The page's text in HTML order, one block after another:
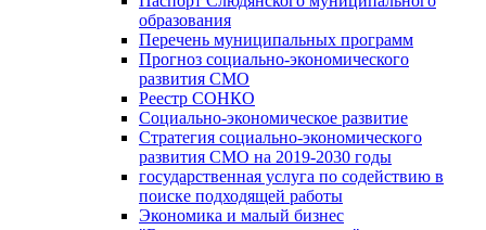
образования
Перечень муниципальных программ
Прогноз социально-экономического
развития СМО
Реестр СОНКО
Социально-экономическое развитие
Стратегия социально-экономического
развития СМО на 2019-2030 годы
государственная услуга по содействию в
поиске подходящей работы
Экономика и малый бизнес